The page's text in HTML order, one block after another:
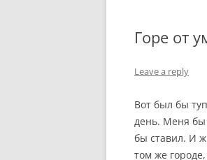
Горе от
Leave a reply
Вот был бы
день. Меня бы
бы ставил. И
том же